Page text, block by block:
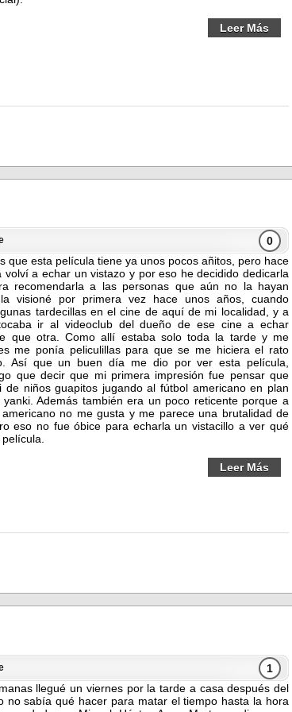
Leer Más
0
que esta película tiene ya unos pocos añitos, pero hace
volví a echar un vistazo y por eso he decidido dedicarla
recomendarla a las personas que aún no la hayan
visioné por primera vez hace unos años, cuando
tardecillas en el cine de aquí de mi localidad, y a
ir al videoclub del dueño de ese cine a echar
que otra. Como allí estaba solo toda la tarde y me
me ponía peliculillas para que se me hiciera el rato
Así que un buen día me dio por ver esta película,
que decir que mi primera impresión fue pensar que
de niños guapitos jugando al fútbol americano en plan
yanki. Además también era un poco reticente porque a
no me gusta y me parece una brutalidad de
eso no fue óbice para echarla un vistacillo a ver qué
Leer Más
1
llegué un viernes por la tarde a casa después del
no sabía qué hacer para matar el tiempo hasta la hora